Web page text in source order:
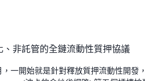
、非託管的全鏈流動性質押協議
，一開始就是針對釋放質押流動性開發